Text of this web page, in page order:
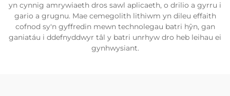
yn cynnig amrywiaeth dros sawl aplicaeth, o drilio a gyrru i
gario a grugnu. Mae cemegolith lithiwm yn dileu effaith
cofnod sy'n gyffredin mewn technolegau batri hŷn, gan
ganiatáu i ddefnyddwyr tâl y batri unrhyw dro heb leihau ei
gynhwysiant.